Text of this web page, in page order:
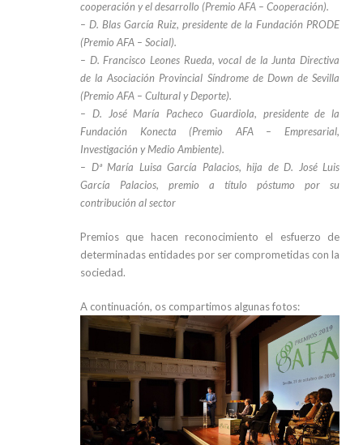
cooperación y el desarrollo (Premio AFA – Cooperación).
– D. Blas García Ruiz, presidente de la Fundación PRODE
(Premio AFA – Social).
– D. Francisco Leones Rueda, vocal de la Junta Directiva
de la Asociación Provincial Síndrome de Down de Sevilla
(Premio AFA – Cultural y Deporte).
– D. José María Pacheco Guardiola, presidente de la
Fundación Konecta (Premio AFA – Empresarial,
Investigación y Medio Ambiente).
– Dª María Luisa García Palacios, hija de D. José Luis
García Palacios, premio a título póstumo por su
contribución al sector
Premios que hacen reconocimiento el esfuerzo de
determinadas entidades por ser comprometidas con la
sociedad.
A continuación, os compartimos algunas fotos: